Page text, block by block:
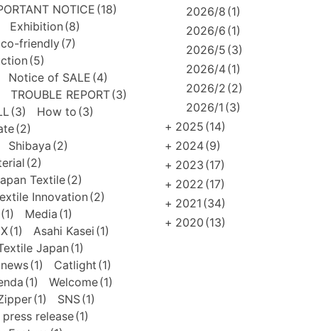
NOTICE (18)
Exhibition (8)
friendly(7)
(5)
Notice of SALE (4)
TROUBLE REPORT(3)
(3) How to (3)
(2)
Shibaya (2)
(2)
Textile(2)
Innovation (2)
(1)
Media (1)
(1) Asahi Kasei (1)
Japan (1)
news(1) Catlight (1)
(1) Welcome(1)
(1) SNS(1)
press release(1)
2026/8 (1)
2026/6 (1)
2026/5 (3)
2026/4(1)
2026/2 (2)
2026/1 (3)
+ 2025 (14)
+ 2024(9)
+ 2023 (17)
+ 2022 (17)
+ 2021 (34)
+ 2020 (13)